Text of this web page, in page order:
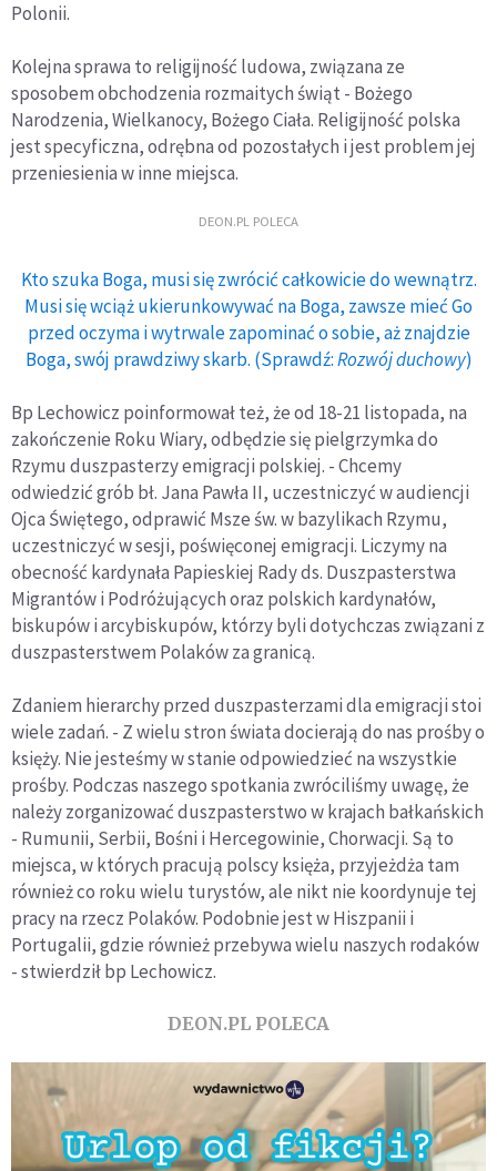
Polonii.
Kolejna sprawa to religijność ludowa, związana ze
sposobem obchodzenia rozmaitych świąt - Bożego
Narodzenia, Wielkanocy, Bożego Ciała. Religijność polska
jest specyficzna, odrębna od pozostałych i jest problem jej
przeniesienia w inne miejsca.
DEON.PL POLECA
Kto szuka Boga, musi się zwrócić całkowicie do wewnątrz.
Musi się wciąż ukierunkowywać na Boga, zawsze mieć Go
przed oczyma i wytrwale zapominać o sobie, aż znajdzie
Boga, swój prawdziwy skarb. (Sprawdź:Rozwój duchowy)
Bp Lechowicz poinformował też, że od 18-21 listopada, na
zakończenie Roku Wiary, odbędzie się pielgrzymka do
Rzymu duszpasterzy emigracji polskiej. - Chcemy
odwiedzić grób bł. Jana Pawła II, uczestniczyć w audiencji
Ojca Świętego, odprawić Msze św. w bazylikach Rzymu,
uczestniczyć w sesji, poświęconej emigracji. Liczymy na
obecność kardynała Papieskiej Rady ds. Duszpasterstwa
Migrantów i Podróżujących oraz polskich kardynałów,
biskupów i arcybiskupów, którzy byli dotychczas związani z
duszpasterstwem Polaków za granicą.
Zdaniem hierarchy przed duszpasterzami dla emigracji stoi
wiele zadań. - Z wielu stron świata docierają do nas prośby o
księży. Nie jesteśmy w stanie odpowiedzieć na wszystkie
prośby. Podczas naszego spotkania zwróciliśmy uwagę, że
należy zorganizować duszpasterstwo w krajach bałkańskich
- Rumunii, Serbii, Bośni i Hercegowinie, Chorwacji. Są to
miejsca, w których pracują polscy księża, przyjeżdża tam
również co roku wielu turystów, ale nikt nie koordynuje tej
pracy na rzecz Polaków. Podobnie jest w Hiszpanii i
Portugalii, gdzie również przebywa wielu naszych rodaków
- stwierdził bp Lechowicz.
DEON.PL POLECA